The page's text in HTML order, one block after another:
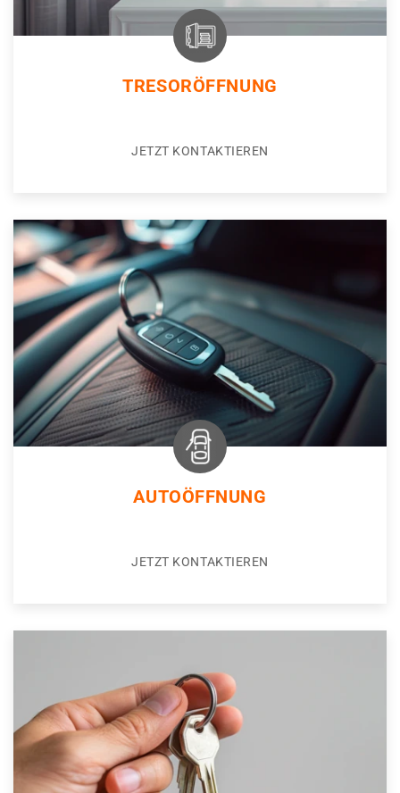
TRESORÖFFNUNG
JETZT KONTAKTIEREN
AUTOÖFFNUNG
JETZT KONTAKTIEREN